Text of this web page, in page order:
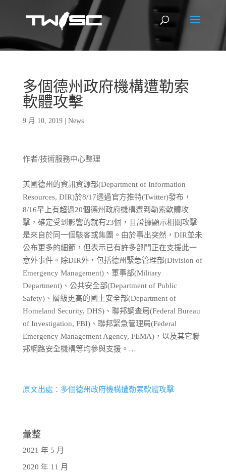
多個德州政府機構遭勒索
軟體攻擊
9 月 10, 2019| News
作者/技術服務中心整理
美國德州的資訊資源部(Department of Information
Resources, DIR)於8/17透過官方推特(Twitter)發布，
8/16早上有超過20個德州政府機構遭到勒索軟體攻
擊，確定受到影響的就有23個，且證據顯示相關攻擊
是來自於同一個駭客或集團。由於事出突然，DIR並未
公布更多的細節，但表示已有許多部門正在支援此一
意外事件。除DIR外，包括德州緊急管理部(Division of
Emergency Management)、軍事部(Military
Department)、公共安全部(Department of Public
Safety)、層級更高的國土安全部(Department of
Homeland Security, DHS)、聯邦調查局(Federal Bureau
of Investigation, FBI)、聯邦緊急管理局(Federal
Emergency Management Agency, FEMA)，以及其它聯
邦網路安全機構等均參與支援。…
原文出處：多個德州政府機構遭勒索軟體攻擊
彙整
2021 年 5 月
2020 年 11 月